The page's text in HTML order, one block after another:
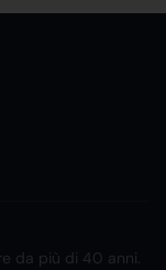
da più di 40 anni.